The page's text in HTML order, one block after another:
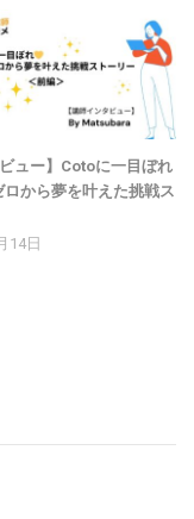
ビュー】Cotoに一目ぼれ
ロから夢を叶えた挑戦ス
14日